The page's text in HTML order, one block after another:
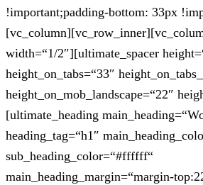
!important;padding-bottom: 33px
width=“1/2″][ultimate_spacer
height_on_tabs=“33″
height_on_mob_landscape=“22″
[ultimate_heading
heading_tag=“h1″
sub_heading_color=“#ffffff“
main_heading_margin=“margin-